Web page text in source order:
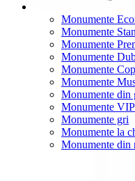
Monumente
Monumente
Monumente
Monumente
Monumente
Monumente
Monumente din
Monumente VIP
Monumente gri
Monumente la
Monumente din